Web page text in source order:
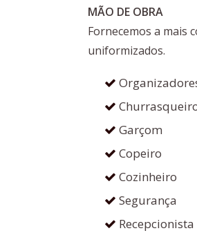
MÃO DE OBRA
Fornecemos a mais
uniformizados.
Garçom
Copeiro
Cozinheiro
Segurança
Recepcionista